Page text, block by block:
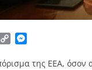
EmailCopy
της ΕΕΑ,